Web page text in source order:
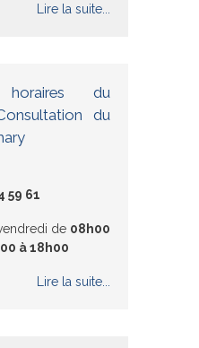
Lire la suite...
du
du
59 61
de 08h00
à 18h00
Lire la suite...